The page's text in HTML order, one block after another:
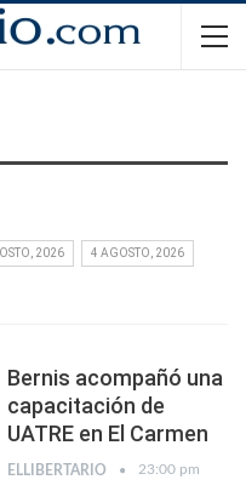
2026 4 AGOSTO, 2026
Bernis acompañó una
capacitación de
UATRE en El Carmen
ELLIBERTARIO 23:00 pm